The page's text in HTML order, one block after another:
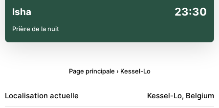
Isha 23:30
Prière de la nuit
Page principale › Kessel-Lo
Localisation actuelle Kessel-Lo, Belgium